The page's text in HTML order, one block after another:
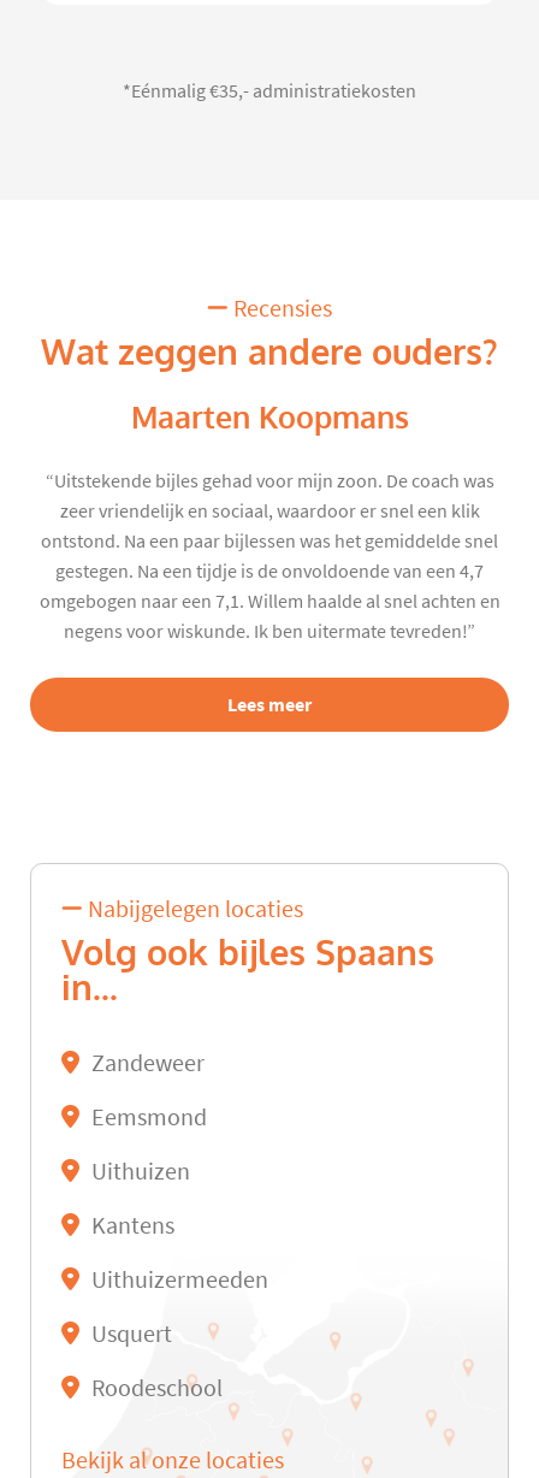
*Eénmalig €35,- administratiekosten
Recensies
Wat zeggen andere ouders?
Maarten Koopmans
“Uitstekende bijles gehad voor mijn zoon. De coach was
zeer vriendelijk en sociaal, waardoor er snel een klik
ontstond. Na een paar bijlessen was het gemiddelde snel
gestegen. Na een tijdje is de onvoldoende van een 4,7
omgebogen naar een 7,1. Willem haalde al snel achten en
negens voor wiskunde. Ik ben uitermate tevreden!”
Lees meer
Nabijgelegen locaties
Volg ook bijles Spaans
in...
Zandeweer
Eemsmond
Uithuizen
Kantens
Uithuizermeeden
Usquert
Roodeschool
Bekijk al onze locaties